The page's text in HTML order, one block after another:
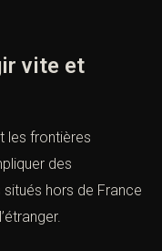
la régularité des